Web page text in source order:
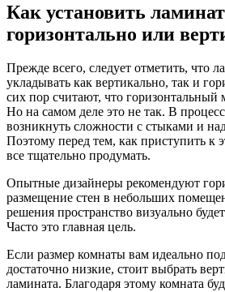
Как установить
горизонтально или
Прежде всего, следует отметить, что
укладывать как вертикально, так и
сих пор считают, что горизонтальный
Но на самом деле это не так. В
возникнуть сложности с стыками и
Поэтому перед тем, как приступить к
все тщательно продумать.
Опытные дизайнеры рекомендуют
размещение стен в небольших
решения пространство визуально
Часто это главная цель.
Если размер комнаты вам идеально
достаточно низкие, стоит выбрать
ламината. Благодаря этому комната